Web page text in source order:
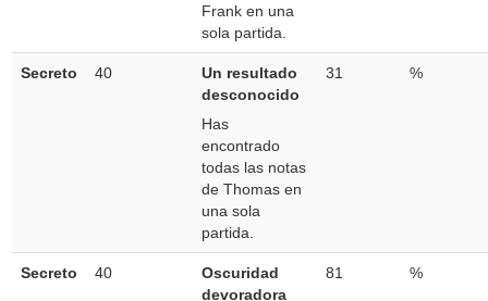
Frank en una
sola partida.
Secreto 40
Un resultado
desconocido
Has
encontrado
todas las notas
de Thomas en
una sola
partida.
31 %
Secreto 40
Oscuridad
devoradora
81 %